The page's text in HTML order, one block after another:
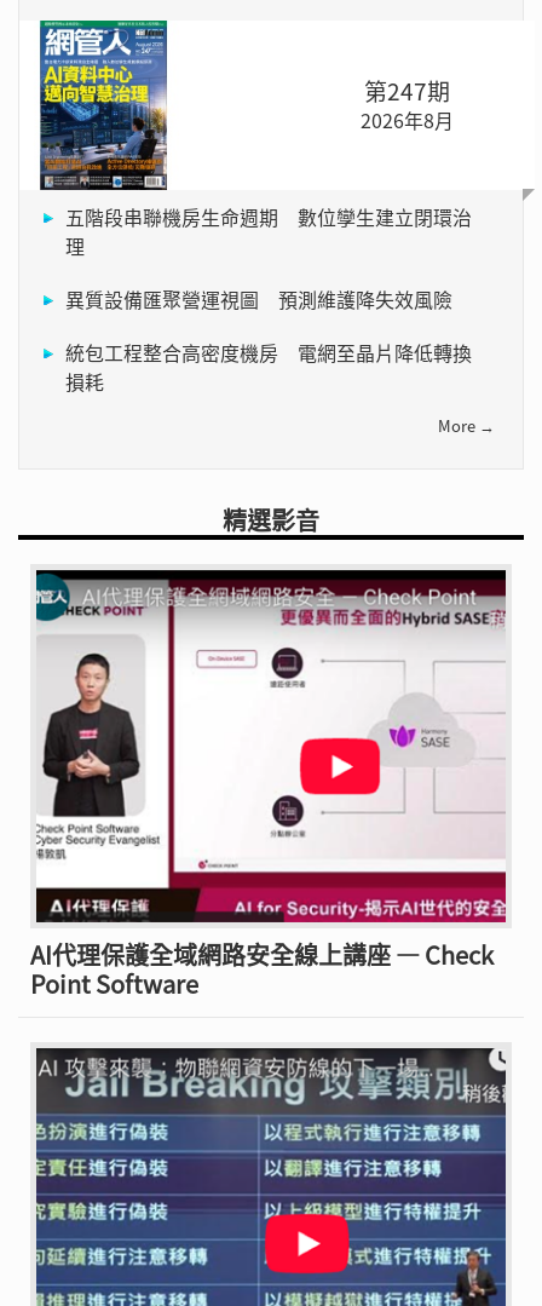
第247期
2026年8月
五階段串聯機房生命週期 數位孿生建立閉環治
理
異質設備匯聚營運視圖 預測維護降失效風險
統包工程整合高密度機房 電網至晶片降低轉換
損耗
More →
精選影音
AI代理保護全域網路安全線上講座 — Check
Point Software